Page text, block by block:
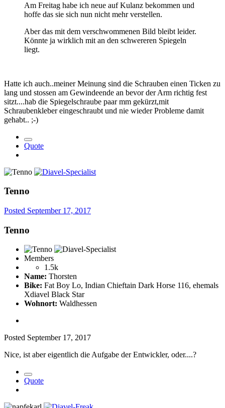
Am Freitag habe ich neue auf Kulanz bekommen und
hoffe das sie sich nun nicht mehr verstellen.
Aber das mit dem verschwommenen Bild bleibt leider.
Könnte ja wirklich mit an den schwereren Spiegeln
liegt.
Hatte ich auch..meiner Meinung sind die Schrauben einen Ticken zu
lang und stossen am Gewindeende an bevor der Arm richtig fest
sitzt....hab die Spiegelschraube paar mm gekürzt,mit
Schraubenkleber eingeschraubt und nie wieder Probleme damit
gehabt.. ;-)
Quote
Tenno
Posted September 17, 2017
Tenno
Members
1.5k
Name: Thorsten
Bike: Fat Boy Lo, Indian Chieftain Dark Horse 116, ehemals
Xdiavel Black Star
Wohnort: Waldhessen
Posted September 17, 2017
Nice, ist aber eigentlich die Aufgabe der Entwickler, oder....?
Quote